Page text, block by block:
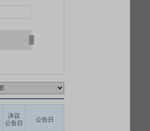
决议
公告日
公告日